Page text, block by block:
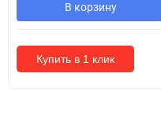
В корзину
Купить в 1 клик